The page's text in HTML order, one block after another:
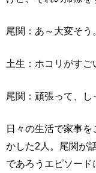
尾関：あ～大変そう。
土生：ホコリがすご
尾関：頑張って、し
日々の生活で家事
かした2人。尾関が
であろうエピソー